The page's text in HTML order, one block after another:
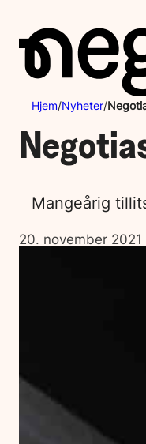
innhold
Hjem/Nyheter/
Mangeårig
Lagt
ut
20. november